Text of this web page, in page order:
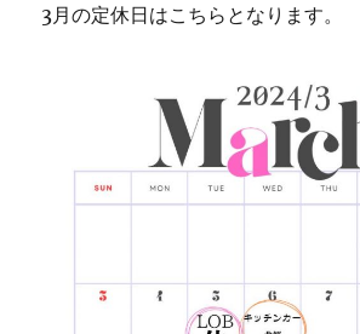
3月の定休日はこちらとなります。